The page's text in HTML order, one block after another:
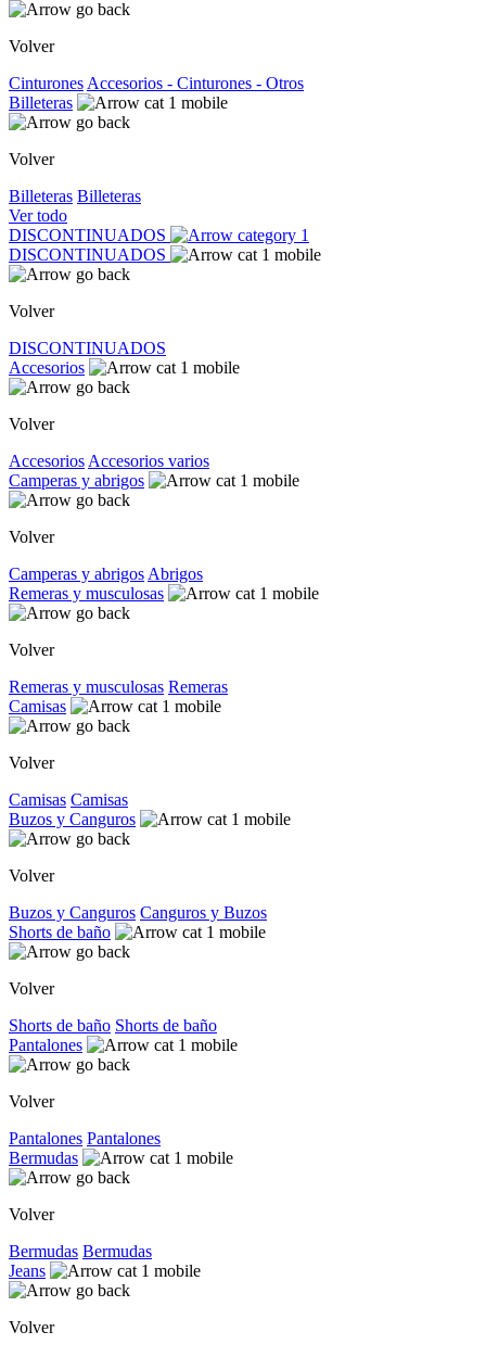
Volver
Cinturones Accesorios - Cinturones - Otros
Billeteras
Volver
Billeteras Billeteras
Ver todo
DISCONTINUADOS
DISCONTINUADOS
Volver
DISCONTINUADOS
Accesorios
Volver
Accesorios Accesorios varios
Camperas y abrigos
Volver
Camperas y abrigos Abrigos
Remeras y musculosas
Volver
Remeras y musculosas Remeras
Camisas
Volver
Camisas Camisas
Buzos y Canguros
Volver
Buzos y Canguros Canguros y Buzos
Shorts de baño
Volver
Shorts de baño Shorts de baño
Pantalones
Volver
Pantalones Pantalones
Bermudas
Volver
Bermudas Bermudas
Jeans
Volver